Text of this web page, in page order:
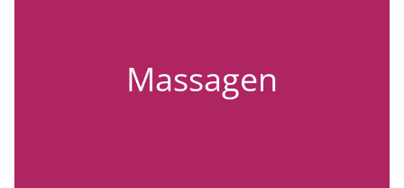
Massagen